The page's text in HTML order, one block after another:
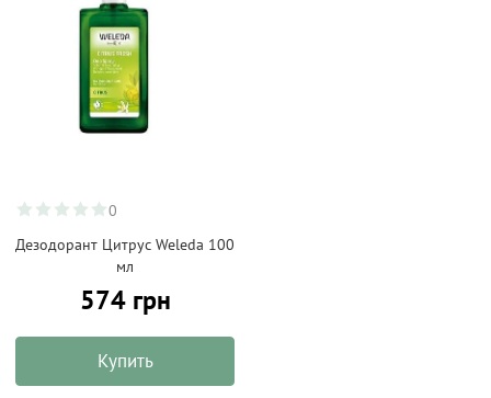
0
Дезодорант Цитрус Weleda 100
мл
574 грн
Купить